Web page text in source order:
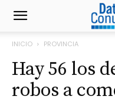
INICIO PROVINCIA
Hay 56 los
robos a